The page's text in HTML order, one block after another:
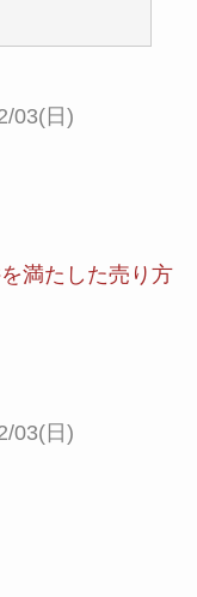
03(日)
満たした売り方
03(日)